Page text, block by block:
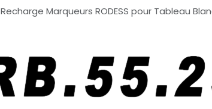
Recharge Marqueurs RODESS pour Tableau